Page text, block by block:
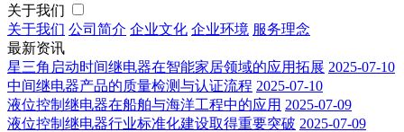
关于我们
关于我们 公司简介 企业文化 企业环境 服务理念
最新资讯
星三角启动时间继电器在智能家居领域的应用拓展 2025-07-10
中间继电器产品的质量检测与认证流程 2025-07-10
液位控制继电器在船舶与海洋工程中的应用 2025-07-09
液位控制继电器行业标准化建设取得重要突破 2025-07-09